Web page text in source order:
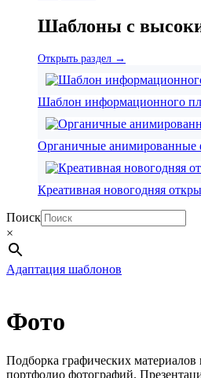
Шаблоны с
Открыть раздел →
Шаблон информационного
Органичные
Креативная новогодняя
Поиск
×
Адаптация шаблонов
Фото
Подборка графических
портфолио фотографий.